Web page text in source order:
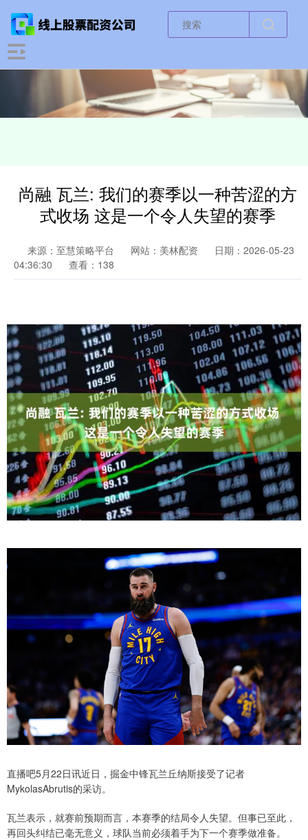
尚融 瓦兰: 我们的赛季以一种苦涩的方
式收场 这是一个令人失望的赛季
来源：至慧策略平台 网站：美林配资
日期：2026-05-23
04:36:30
查看：138
直播吧5月22日讯近日，掘金中锋瓦兰丘纳斯接受了记者
MykolasAbrutis的采访。
瓦兰表示，就赛前预期而言，本赛季的结局令人失望。但事已至此，
再回头纠结已毫无意义，球队当前必须着手为下一个赛季做准备。